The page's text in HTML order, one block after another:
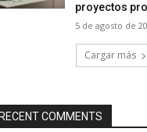
proyectos
5 de agosto de
Cargar más
COMMENTS